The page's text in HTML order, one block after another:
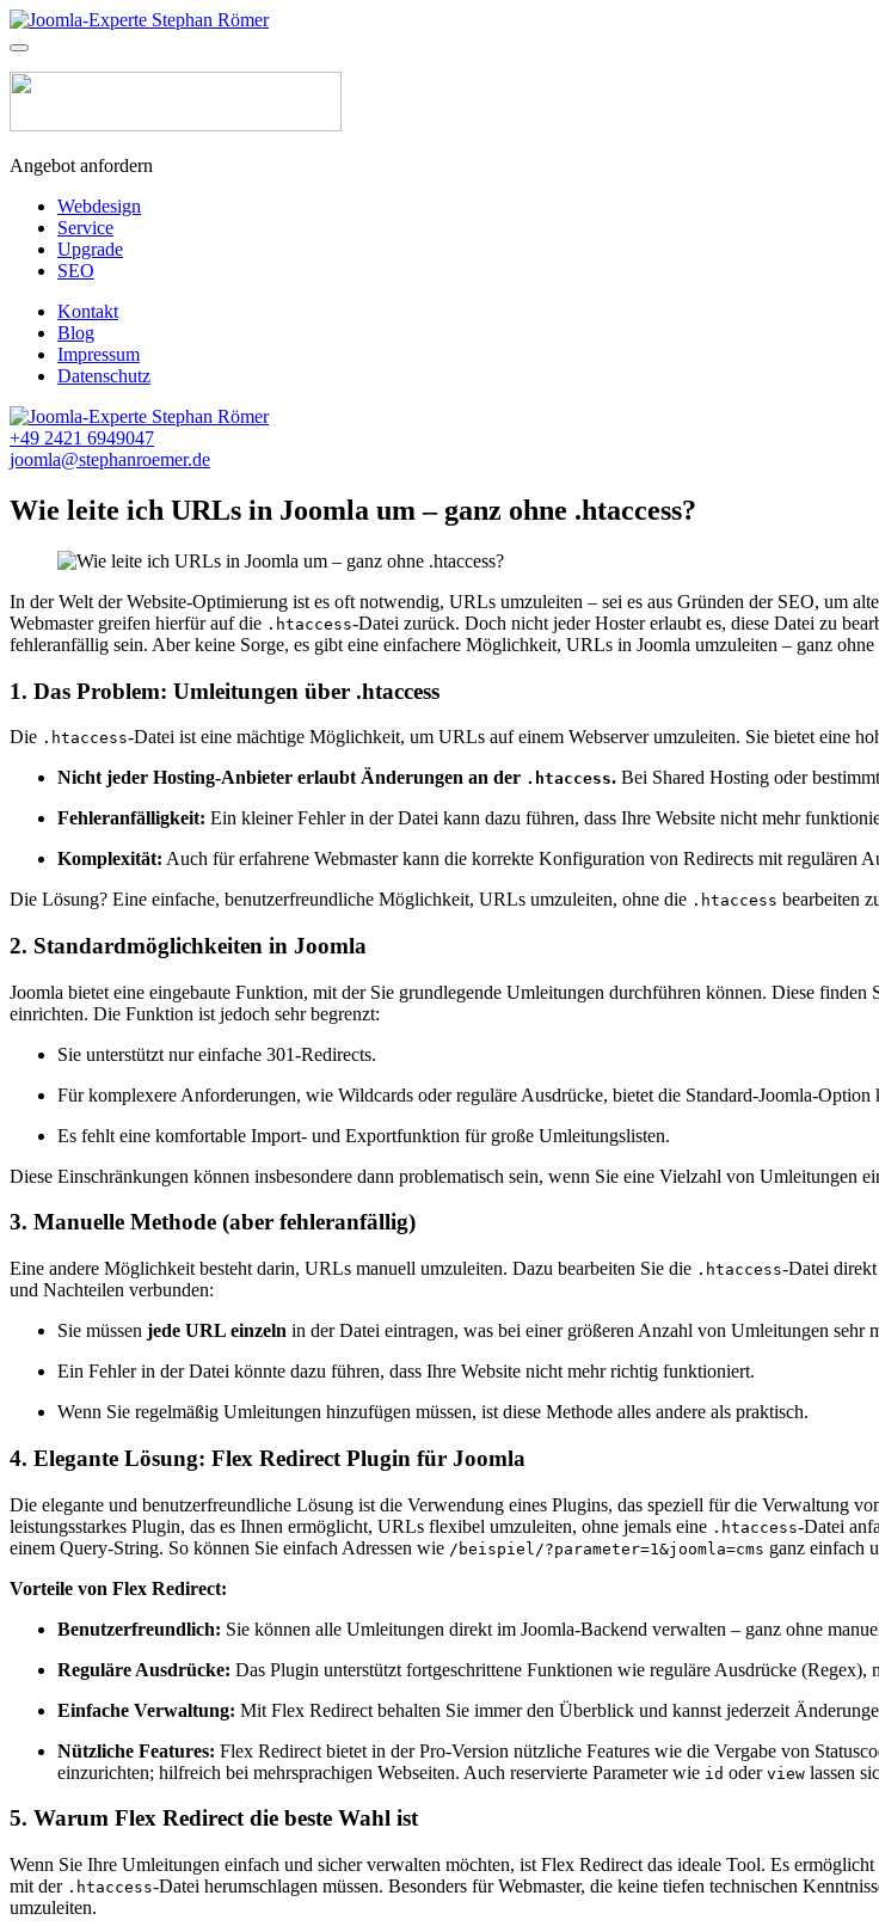
Angebot anfordern
Webdesign
Service
Upgrade
SEO
Kontakt
Blog
Impressum
Datenschutz
+49 2421 6949047
joomla@stephanroemer.de
Wie leite ich URLs in Joomla um – ganz ohne .htaccess?
In der Welt der Website-Optimierung ist es oft notwendig, URLs umzuleiten – sei es aus Gründen der SEO, um
Webmaster greifen hierfür auf die .htaccess-Datei zurück. Doch nicht jeder Hoster erlaubt es, diese Datei zu
fehleranfällig sein. Aber keine Sorge, es gibt eine einfachere Möglichkeit, URLs in Joomla umzuleiten – ganz ohne
1. Das Problem: Umleitungen über .htaccess
Die .htaccess-Datei ist eine mächtige Möglichkeit, um URLs auf einem Webserver umzuleiten. Sie bietet eine
Nicht jeder Hosting-Anbieter erlaubt Änderungen an der .htaccess. Bei Shared Hosting oder
Fehleranfälligkeit: Ein kleiner Fehler in der Datei kann dazu führen, dass Ihre Website nicht mehr
Komplexität: Auch für erfahrene Webmaster kann die korrekte Konfiguration von Redirects mit regulären
Die Lösung? Eine einfache, benutzerfreundliche Möglichkeit, URLs umzuleiten, ohne die .htaccess bearbeiten
2. Standardmöglichkeiten in Joomla
Joomla bietet eine eingebaute Funktion, mit der Sie grundlegende Umleitungen durchführen können. Diese
einrichten. Die Funktion ist jedoch sehr begrenzt:
Sie unterstützt nur einfache 301-Redirects.
Für komplexere Anforderungen, wie Wildcards oder reguläre Ausdrücke, bietet die Standard-Joomla-Option
Es fehlt eine komfortable Import- und Exportfunktion für große Umleitungslisten.
Diese Einschränkungen können insbesondere dann problematisch sein, wenn Sie eine Vielzahl von Umleitungen
3. Manuelle Methode (aber fehleranfällig)
Eine andere Möglichkeit besteht darin, URLs manuell umzuleiten. Dazu bearbeiten Sie die .htaccess-Datei
und Nachteilen verbunden:
Sie müssen jede URL einzeln in der Datei eintragen, was bei einer größeren Anzahl von Umleitungen sehr
Ein Fehler in der Datei könnte dazu führen, dass Ihre Website nicht mehr richtig funktioniert.
Wenn Sie regelmäßig Umleitungen hinzufügen müssen, ist diese Methode alles andere als praktisch.
4. Elegante Lösung: Flex Redirect Plugin für Joomla
Die elegante und benutzerfreundliche Lösung ist die Verwendung eines Plugins, das speziell für die Verwaltung
leistungsstarkes Plugin, das es Ihnen ermöglicht, URLs flexibel umzuleiten, ohne jemals eine .htaccess-Datei
einem Query-String. So können Sie einfach Adressen wie /beispiel/?parameter=1&joomla=cms ganz einfach
Vorteile von Flex Redirect:
Benutzerfreundlich: Sie können alle Umleitungen direkt im Joomla-Backend verwalten – ganz ohne
Reguläre Ausdrücke: Das Plugin unterstützt fortgeschrittene Funktionen wie reguläre Ausdrücke (Regex),
Einfache Verwaltung: Mit Flex Redirect behalten Sie immer den Überblick und kannst jederzeit
Nützliche Features: Flex Redirect bietet in der Pro-Version nützliche Features wie die Vergabe von
einzurichten; hilfreich bei mehrsprachigen Webseiten. Auch reservierte Parameter wie id oder view lassen
5. Warum Flex Redirect die beste Wahl ist
Wenn Sie Ihre Umleitungen einfach und sicher verwalten möchten, ist Flex Redirect das ideale Tool. Es
mit der .htaccess-Datei herumschlagen müssen. Besonders für Webmaster, die keine tiefen technischen
umzuleiten.